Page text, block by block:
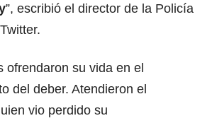
”, escribió el director de la Policía
ofrendaron su vida en el
del deber. Atendieron el
vio perdido su